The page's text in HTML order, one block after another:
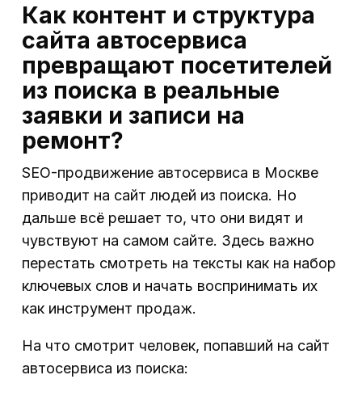
Как контент и структура
сайта автосервиса
превращают посетителей
из поиска в реальные
заявки и записи на
ремонт?
SEO-продвижение автосервиса в Москве
приводит на сайт людей из поиска. Но
дальше всё решает то, что они видят и
чувствуют на самом сайте. Здесь важно
перестать смотреть на тексты как на набор
ключевых слов и начать воспринимать их
как инструмент продаж.
На что смотрит человек, попавший на сайт
автосервиса из поиска: